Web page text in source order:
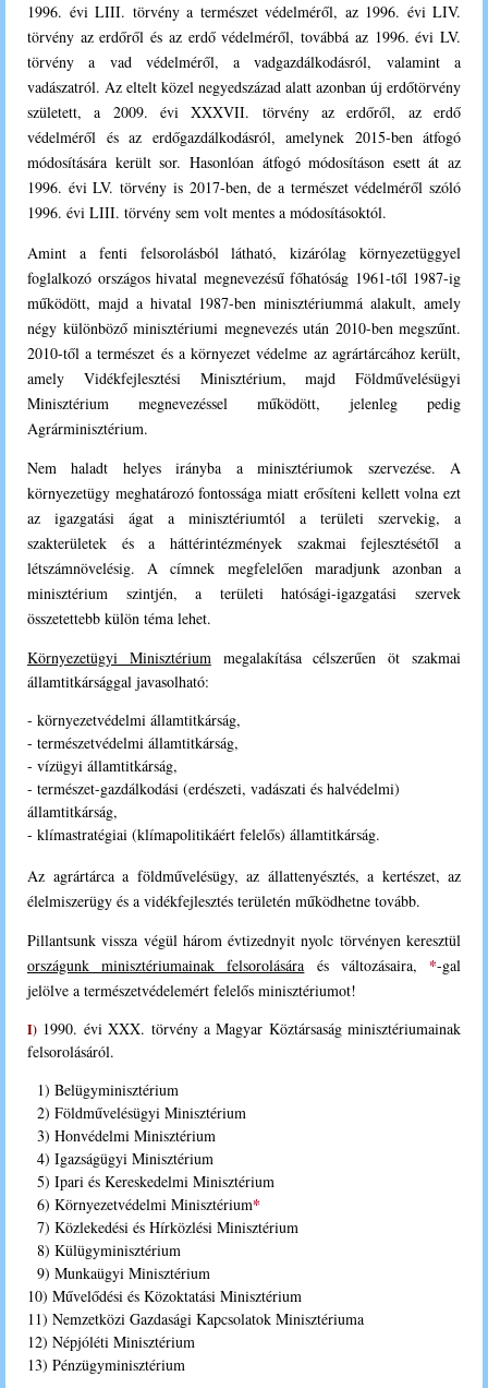
1996. évi LIII. törvény a természet védelméről, az 1996. évi LIV.
törvény az erdőről és az erdő védelméről, továbbá az 1996. évi LV.
törvény a vad védelméről, a vadgazdálkodásról, valamint a
vadászatról. Az eltelt közel negyedszázad alatt azonban új erdőtörvény
született, a 2009. évi XXXVII. törvény az erdőről, az erdő
védelméről és az erdőgazdálkodásról, amelynek 2015-ben átfogó
módosítására került sor. Hasonlóan átfogó módosításon esett át az
1996. évi LV. törvény is 2017-ben, de a természet védelméről szóló
1996. évi LIII. törvény sem volt mentes a módosításoktól.
Amint a fenti felsorolásból látható, kizárólag környezetüggyel
foglalkozó országos hivatal megnevezésű főhatóság 1961-től 1987-ig
működött, majd a hivatal 1987-ben minisztériummá alakult, amely
négy különböző minisztériumi megnevezés után 2010-ben megszűnt.
2010-től a természet és a környezet védelme az agrártárcához került,
amely Vidékfejlesztési Minisztérium, majd Földművelésügyi
Minisztérium megnevezéssel működött, jelenleg pedig
Agrárminisztérium.
Nem haladt helyes irányba a minisztériumok szervezése. A
környezetügy meghatározó fontossága miatt erősíteni kellett volna ezt
az igazgatási ágat a minisztériumtól a területi szervekig, a
szakterületek és a háttérintézmények szakmai fejlesztésétől a
létszámnövelésig. A címnek megfelelően maradjunk azonban a
minisztérium szintjén, a területi hatósági-igazgatási szervek
összetettebb külön téma lehet.
Környezetügyi Minisztériummegalakítása célszerűen öt szakmai
államtitkársággal javasolható:
- környezetvédelmi államtitkárság,
- természetvédelmi államtitkárság,
- vízügyi államtitkárság,
- természet-gazdálkodási (erdészeti, vadászati és halvédelmi)
államtitkárság,
- klímastratégiai (klímapolitikáért felelős) államtitkárság.
Az agrártárca a földművelésügy, az állattenyésztés, a kertészet, az
élelmiszerügy és a vidékfejlesztés területén működhetne tovább.
Pillantsunk vissza végül három évtizednyit nyolc törvényen keresztül
országunk minisztériumainak felsorolására és változásaira, *-gal
jelölve a természetvédelemért felelős minisztériumot!
I) 1990. évi XXX. törvény a Magyar Köztársaság minisztériumainak
felsorolásáról.
1) Belügyminisztérium
2) Földművelésügyi Minisztérium
3) Honvédelmi Minisztérium
4) Igazságügyi Minisztérium
5) Ipari és Kereskedelmi Minisztérium
6) Környezetvédelmi Minisztérium*
7) Közlekedési és Hírközlési Minisztérium
8) Külügyminisztérium
9) Munkaügyi Minisztérium
10) Művelődési és Közoktatási Minisztérium
11) Nemzetközi Gazdasági Kapcsolatok Minisztériuma
12) Népjóléti Minisztérium
13) Pénzügyminisztérium